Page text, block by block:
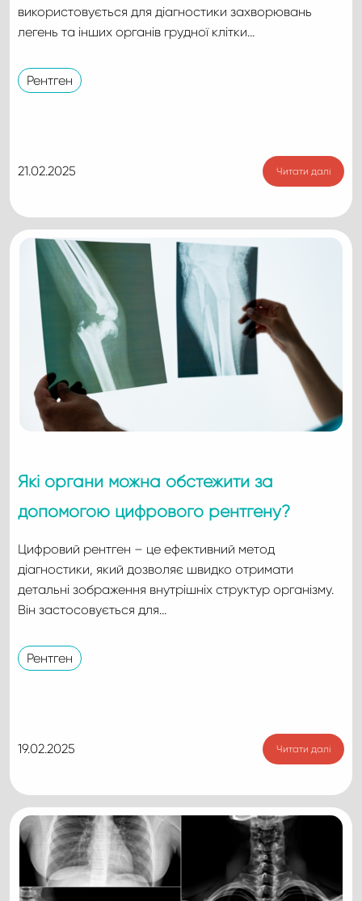
використовується для діагностики захворювань
легень та інших органів грудної клітки…
Рентген
21.02.2025 Читати далі
Які органи можна обстежити за
допомогою цифрового рентгену?
Цифровий рентген – це ефективний метод
діагностики, який дозволяє швидко отримати
детальні зображення внутрішніх структур організму.
Він застосовується для…
Рентген
19.02.2025 Читати далі